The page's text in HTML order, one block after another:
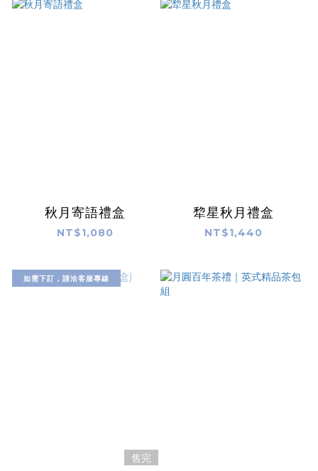
秋月寄語禮盒
NT$1,080
犂星秋月禮盒
NT$1,440
如需下訂，請洽客服專線
售完